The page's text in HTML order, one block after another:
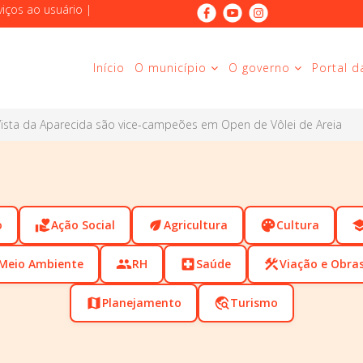
ao usuário |
Início O município O governo Portal
da Aparecida são vice-campeões em Open de Vôlei de Areia
volunteer_activismAção Social ecoAgricultura paletteCultura
Ambiente peopleRH local_hospitalSaúde constructionViação e
map Planejamento travel_exploreTurismo